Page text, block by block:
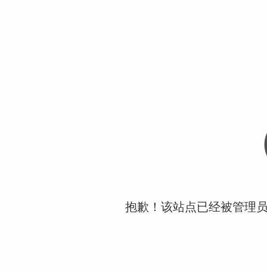
抱歉！该站点已经被管理